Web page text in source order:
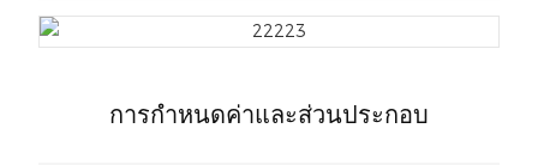
การกำหนดค่าและส่วนประกอบ